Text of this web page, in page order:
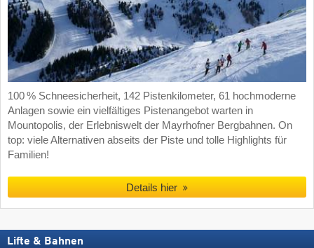
100 % Schneesicherheit, 142 Pistenkilometer, 61 hochmoderne
Anlagen sowie ein vielfältiges Pistenangebot warten in
Mountopolis, der Erlebniswelt der Mayrhofner Bergbahnen. On
top: viele Alternativen abseits der Piste und tolle Highlights für
Familien!
Details hier
Lifte & Bahnen